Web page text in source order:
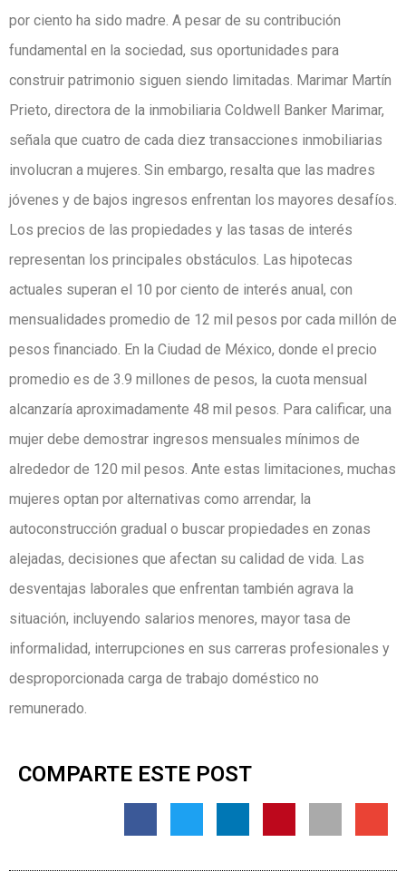
por ciento ha sido madre. A pesar de su contribución
fundamental en la sociedad, sus oportunidades para
construir patrimonio siguen siendo limitadas. Marimar Martín
Prieto, directora de la inmobiliaria Coldwell Banker Marimar,
señala que cuatro de cada diez transacciones inmobiliarias
involucran a mujeres. Sin embargo, resalta que las madres
jóvenes y de bajos ingresos enfrentan los mayores desafíos.
Los precios de las propiedades y las tasas de interés
representan los principales obstáculos. Las hipotecas
actuales superan el 10 por ciento de interés anual, con
mensualidades promedio de 12 mil pesos por cada millón de
pesos financiado. En la Ciudad de México, donde el precio
promedio es de 3.9 millones de pesos, la cuota mensual
alcanzaría aproximadamente 48 mil pesos. Para calificar, una
mujer debe demostrar ingresos mensuales mínimos de
alrededor de 120 mil pesos. Ante estas limitaciones, muchas
mujeres optan por alternativas como arrendar, la
autoconstrucción gradual o buscar propiedades en zonas
alejadas, decisiones que afectan su calidad de vida. Las
desventajas laborales que enfrentan también agrava la
situación, incluyendo salarios menores, mayor tasa de
informalidad, interrupciones en sus carreras profesionales y
desproporcionada carga de trabajo doméstico no
remunerado.
COMPARTE ESTE POST